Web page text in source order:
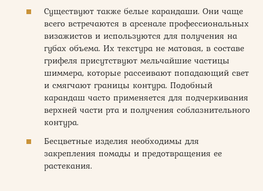
Существуют также белые карандаши. Они чаще
всего встречаются в арсенале профессиональных
визажистов и используются для получения на
губах объема. Их текстура не матовая, в составе
грифеля присутствуют мельчайшие частицы
шиммера, которые рассеивают попадающий свет
и смягчают границы контура. Подобный
карандаш часто применяется для подчеркивания
верхней части рта и получения соблазнительного
контура.
Бесцветные изделия необходимы для
закрепления помады и предотвращения ее
растекания.